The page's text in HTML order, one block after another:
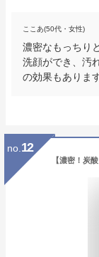
ここあ(50代・女性)
濃密なもっちり
洗顔ができ、汚
の効果もあります
no. 12